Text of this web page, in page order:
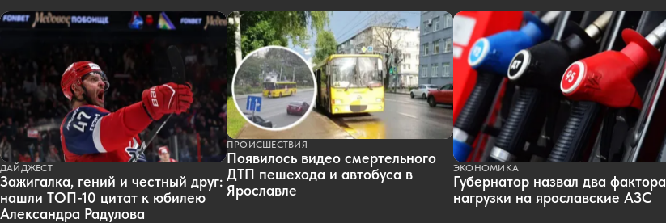
ДАЙДЖЕСТ
Зажигалка, гений и честный друг:
нашли ТОП-10 цитат к юбилею
Александра Радулова
ПРОИСШЕСТВИЯ
Появилось видео смертельного
ДТП пешехода и автобуса в
Ярославле
ЭКОНОМИКА
Губернатор назвал два фактора
нагрузки на ярославские АЗС